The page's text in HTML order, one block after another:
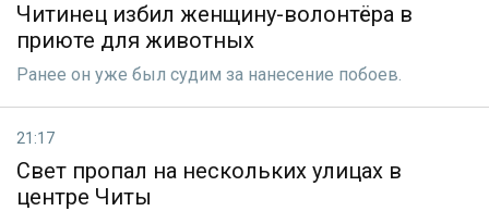
Читинец избил женщину-волонтёра в
приюте для животных
Ранее он уже был судим за нанесение побоев.
21:17
Свет пропал на нескольких улицах в
центре Читы